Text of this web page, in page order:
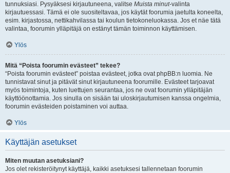
tunnuksiasi. Pysyäksesi kirjautuneena, valitse Muista minut-valinta
kirjautuessasi. Tämä ei ole suositeltavaa, jos käytät foorumia jaetulta koneelta,
esim. kirjastossa, nettikahvilassa tai koulun tietokoneluokassa. Jos et näe tätä
valintaa, foorumin ylläpitäjä on estänyt tämän toiminnon käyttämisen.
Ylös
Mitä “Poista foorumin evästeet” tekee?
“Poista foorumin evästeet” poistaa evästeet, jotka ovat phpBB:n luomia. Ne
tunnistavat sinut ja pitävät sinut kirjautuneena foorumille. Evästeet tarjoavat
myös toimintoja, kuten luettujen seurantaa, jos ne ovat foorumin ylläpitäjän
käyttöönottamia. Jos sinulla on sisään tai uloskirjautumisen kanssa ongelmia,
foorumin evästeiden poistaminen voi auttaa.
Ylös
Käyttäjän asetukset
Miten muutan asetuksiani?
Jos olet rekisteröitynyt käyttäjä, kaikki asetuksesi tallennetaan foorumin